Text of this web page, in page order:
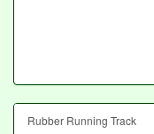
Rubber Running Track